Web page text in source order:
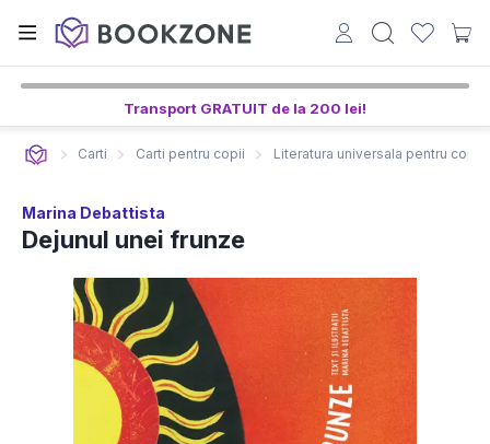
Transport GRATUIT de la 200 lei!
Carti Carti pentru copii Literatura universala pentru copii
Marina Debattista
Dejunul unei frunze